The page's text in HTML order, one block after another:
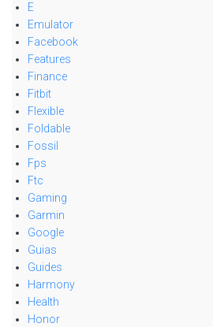
E
Emulator
Facebook
Features
Finance
Fitbit
Flexible
Foldable
Fossil
Fps
Ftc
Gaming
Garmin
Google
Guias
Guides
Harmony
Health
Honor